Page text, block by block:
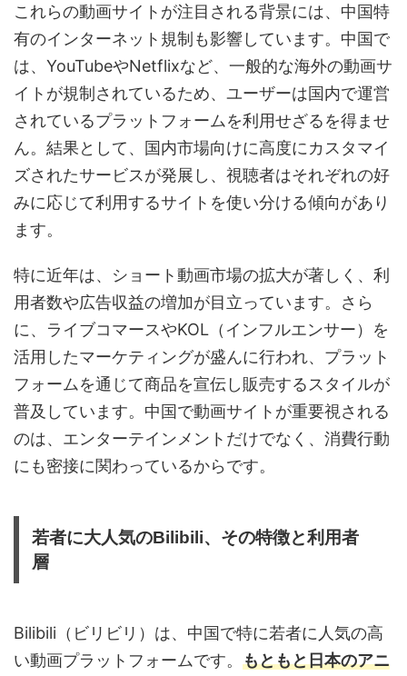
これらの動画サイトが注目される背景には、中国特
有のインターネット規制も影響しています。中国で
は、YouTubeやNetflixなど、一般的な海外の動画サ
イトが規制されているため、ユーザーは国内で運営
されているプラットフォームを利用せざるを得ませ
ん。結果として、国内市場向けに高度にカスタマイ
ズされたサービスが発展し、視聴者はそれぞれの好
みに応じて利用するサイトを使い分ける傾向があり
ます。
特に近年は、ショート動画市場の拡大が著しく、利
用者数や広告収益の増加が目立っています。さら
に、ライブコマースやKOL（インフルエンサー）を
活用したマーケティングが盛んに行われ、プラット
フォームを通じて商品を宣伝し販売するスタイルが
普及しています。中国で動画サイトが重要視される
のは、エンターテインメントだけでなく、消費行動
にも密接に関わっているからです。
若者に大人気のBilibili、その特徴と利用者
層
Bilibili（ビリビリ）は、中国で特に若者に人気の高
い動画プラットフォームです。 もともと日本のアニ